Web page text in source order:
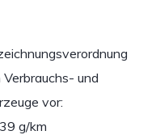
und
vor:
g/km